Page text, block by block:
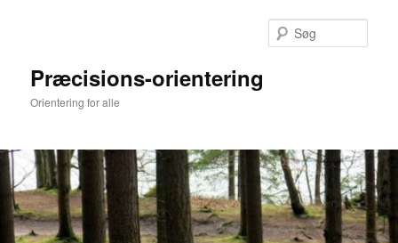
Præcisions-orientering
Orientering for alle